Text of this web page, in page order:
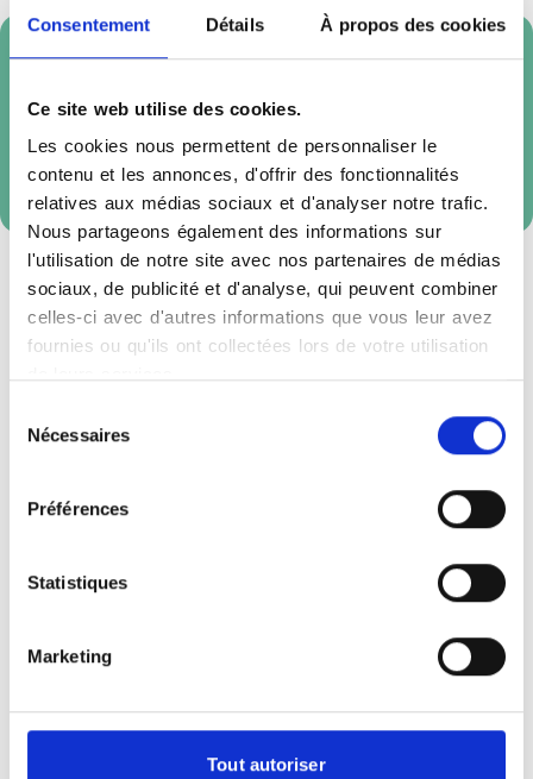
Consentement Détails À propos des cookies
Ce site web utilise des cookies.
Les cookies nous permettent de personnaliser le
contenu et les annonces, d'offrir des fonctionnalités
relatives aux médias sociaux et d'analyser notre trafic.
Nous partageons également des informations sur
l'utilisation de notre site avec nos partenaires de médias
sociaux, de publicité et d'analyse, qui peuvent combiner
celles-ci avec d'autres informations que vous leur avez
fournies ou qu'ils ont collectées lors de votre utilisation
Nécessaires
Préférences
Statistiques
Marketing
Tout autoriser
Prendre rendez-vous en ligne
Réservation externe
Chanaux
−